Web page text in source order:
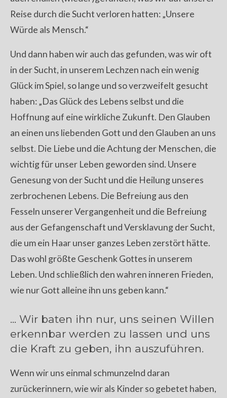
Reise durch die Sucht verloren hatten: „Unsere
Würde als Mensch.“
Und dann haben wir auch das gefunden, was wir oft
in der Sucht, in unserem Lechzen nach ein wenig
Glück im Spiel, so lange und so verzweifelt gesucht
haben: „Das Glück des Lebens selbst und die
Hoffnung auf eine wirkliche Zukunft. Den Glauben
an einen uns liebenden Gott und den Glauben an uns
selbst. Die Liebe und die Achtung der Menschen, die
wichtig für unser Leben geworden sind. Unsere
Genesung von der Sucht und die Heilung unseres
zerbrochenen Lebens. Die Befreiung aus den
Fesseln unserer Vergangenheit und die Befreiung
aus der Gefangenschaft und Versklavung der Sucht,
die um ein Haar unser ganzes Leben zerstört hätte.
Das wohl größte Geschenk Gottes in unserem
Leben. Und schließlich den wahren inneren Frieden,
wie nur Gott alleine ihn uns geben kann.“
... Wir baten ihn nur, uns seinen Willen
erkennbar werden zu lassen und uns
die Kraft zu geben, ihn auszuführen.
Wenn wir uns einmal schmunzelnd daran
zurückerinnern, wie wir als Kinder so gebetet haben,